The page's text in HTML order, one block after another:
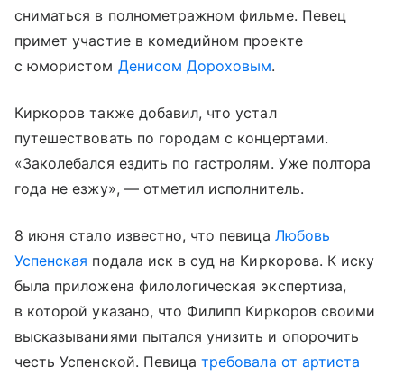
сниматься в полнометражном фильме. Певец
примет участие в комедийном проекте
с юмористом Денисом Дороховым.
Киркоров также добавил, что устал
путешествовать по городам с концертами.
«Заколебался ездить по гастролям. Уже полтора
года не езжу», — отметил исполнитель.
8 июня стало известно, что певица Любовь
Успенская подала иск в суд на Киркорова. К иску
была приложена филологическая экспертиза,
в которой указано, что Филипп Киркоров своими
высказываниями пытался унизить и опорочить
честь Успенской. Певицатребовала от артиста